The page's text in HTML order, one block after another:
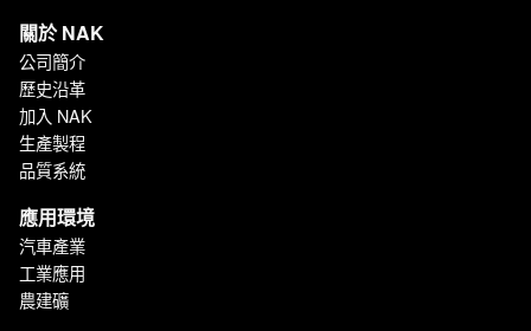
關於 NAK
公司簡介
歷史沿革
加入 NAK
生產製程
品質系統
應用環境
汽車產業
工業應用
農建礦